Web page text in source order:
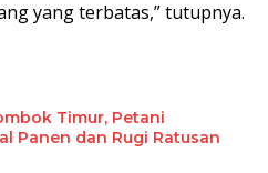
yang terbatas,” tutupnya.
Timur, Petani
Panen dan Rugi Ratusan